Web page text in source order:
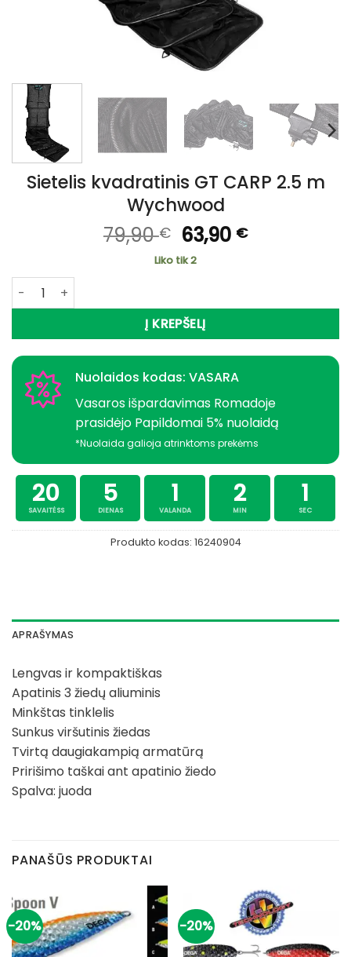
Sietelis kvadratinis GT CARP 2.5 m
Wychwood
79,90€ Original
price
was:
63,90 €Current
Liko tik 2
produkto kiekis: Sietelis kvadratinis GT CARP 2.5 m
Į KREPŠELĮ
Nuolaidos kodas: VASARA
Vasaros išpardavimas Romadoje
prasidėjo Papildomai 5% nuolaidą
*Nuolaida galioja atrinktoms prekėms
20
SAVAITĖSS
5
DIENAS
1
VALANDA
2
MIN
1
SEC
Produkto kodas: 16240904
APRAŠYMAS
Lengvas ir kompaktiškas
Apatinis 3 žiedų aliuminis
Minkštas tinklelis
Sunkus viršutinis žiedas
Tvirtą daugiakampią armatūrą
Pririšimo taškai ant apatinio žiedo
Spalva: juoda
PANAŠŪS PRODUKTAI
-20% -20%